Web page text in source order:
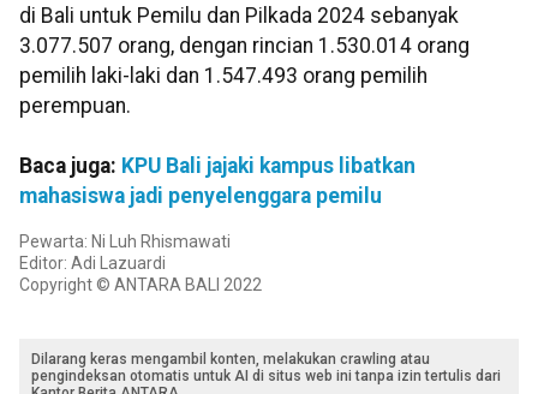
di Bali untuk Pemilu dan Pilkada 2024 sebanyak
3.077.507 orang, dengan rincian 1.530.014 orang
pemilih laki-laki dan 1.547.493 orang pemilih
perempuan.
Baca juga: KPU Bali jajaki kampus libatkan
mahasiswa jadi penyelenggara pemilu
Pewarta: Ni Luh Rhismawati
Editor: Adi Lazuardi
Copyright © ANTARA BALI 2022
Dilarang keras mengambil konten, melakukan crawling atau
pengindeksan otomatis untuk AI di situs web ini tanpa izin tertulis dari